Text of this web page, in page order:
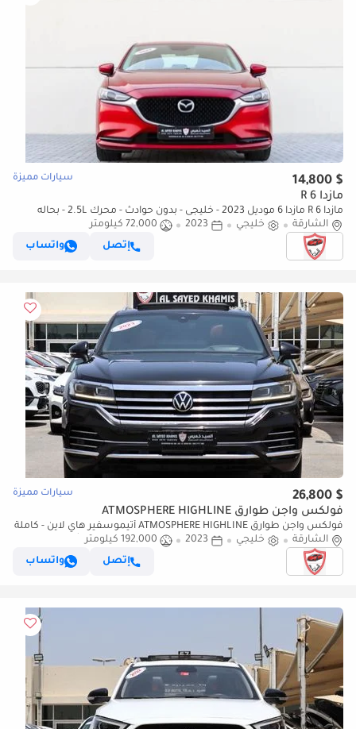
$ 14,800 سيارات مميزة
مازدا 6 R
مازدا 6 R مازدا 6 موديل 2023 - خليجى - بدون حوادث - محرك 2.5L - بحاله
ممتازهالشارقة خليجي 2023
72,000 كيلومتر
إتصل
واتساب
$ 26,800 سيارات مميزة
فولكس واجن طوارق ATMOSPHERE HIGHLINE
فولكس واجن طوارق ATMOSPHERE HIGHLINE أتيموسفير هاي لاين - كاملة
المواصفات - سجل صيانة كامل لدى الوكيل - طلاء المصنع الأصلي - بحالة
الجديد
الشارقة خليجي 2023
192,000 كيلومتر
إتصل
واتساب